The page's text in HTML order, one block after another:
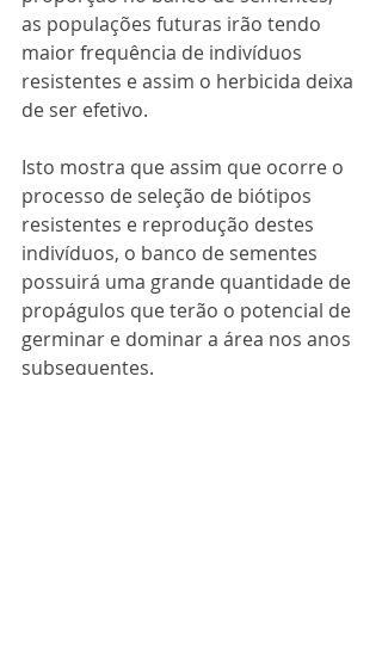
as populações futuras irão tendo
maior frequência de indivíduos
resistentes e assim o herbicida deixa
de ser efetivo.
Isto mostra que assim que ocorre o
processo de seleção de biótipos
resistentes e reprodução destes
indivíduos, o banco de sementes
possuirá uma grande quantidade de
propágulos que terão o potencial de
germinar e dominar a área nos anos
subsequentes.